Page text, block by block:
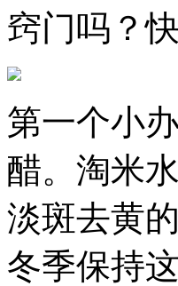
窍门吗？
第一个小
醋。淘米
淡斑去黄
冬季保持